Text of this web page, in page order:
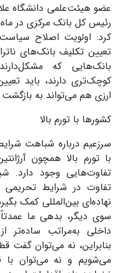
عضو هیئت‌علمی دانشگاه
رئیس کل بانک مرکزی در
کرد: اولویت اصلاح
تعیین تکلیف بانک‌های
بانک‌هایی که
کوچک‌تری دارند، باید
ارزی هم می‌تواند به
کشورها با تورم بالا
سرزعیم درباره شباهت
با تورم بالا همچون
تفاوت‌هایی وجود دارد.
تفاوت در شرایط
نهاده‌ای بین‌المللی کمک
سوی دیگر، بدهی ما
داخلی به‌مراتب ساده‌تر
بنابراین، نه می‌توان گفت
می‌شویم و نه می‌توان